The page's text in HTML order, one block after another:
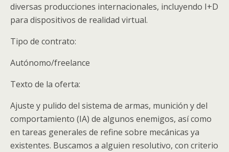
diversas producciones internacionales, incluyendo I+D
para dispositivos de realidad virtual.
Tipo de contrato:
Autónomo/freelance
Texto de la oferta:
Ajuste y pulido del sistema de armas, munición y del
comportamiento (IA) de algunos enemigos, así como
en tareas generales de refine sobre mecánicas ya
existentes. Buscamos a alguien resolutivo, con criterio